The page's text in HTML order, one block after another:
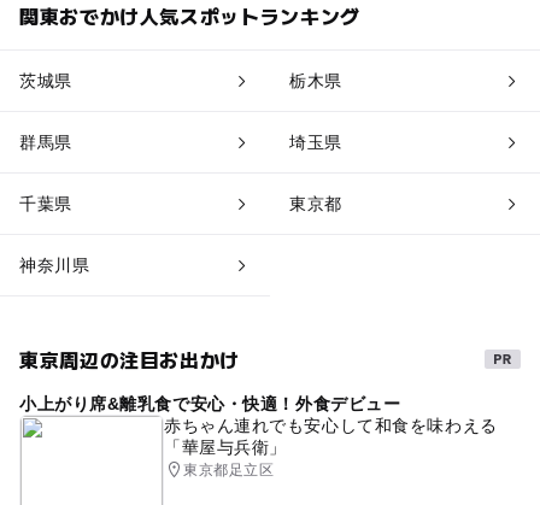
関東おでかけ人気スポットランキング
茨城県 栃木県
群馬県 埼玉県
千葉県 東京都
神奈川県
東京周辺の注目お出かけ
小上がり席&離乳食で安心・快適！外食デビュー
赤ちゃん連れでも安心して和食を味わえる
「華屋与兵衛」
東京都足立区